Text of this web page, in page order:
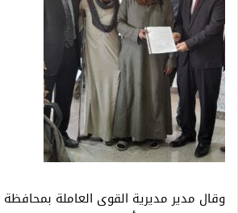
وقال مدير مديرية القوى العاملة